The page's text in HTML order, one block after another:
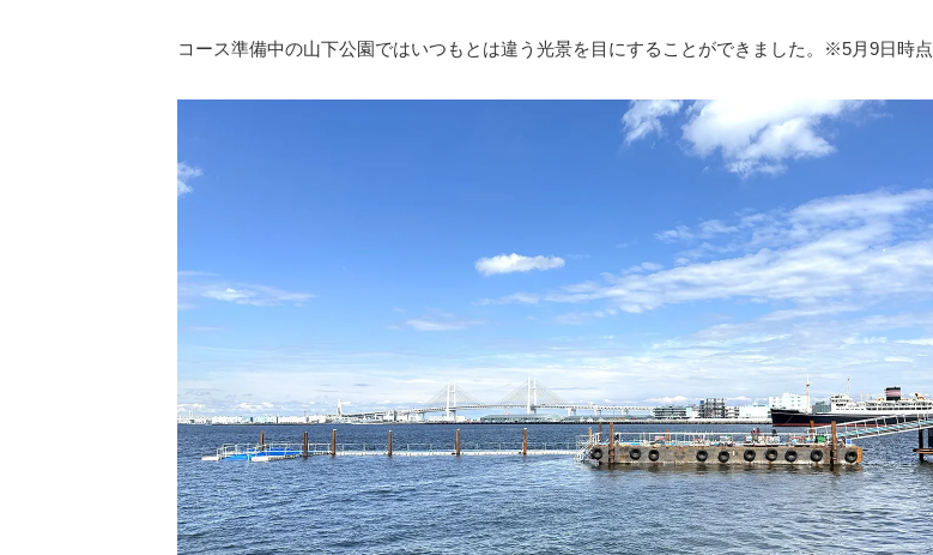
コース準備中の山下公園ではいつもとは違う光景を目にすることができました。※5月9日時点